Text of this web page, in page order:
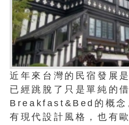
近年來台灣的民宿發展
已經跳脫了只是單純的
Breakfast&Bed的概念
有現代設計風格，也有